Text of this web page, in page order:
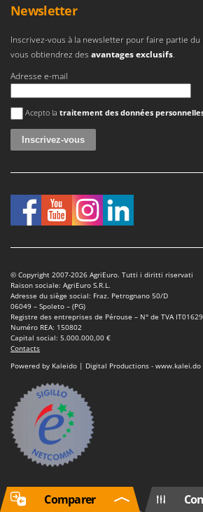
Newsletter
Inscrivez-vous à la newsletter pour faire partie
vous obtiendrez des avantages exclusifs.
Adresse e-mail
Une erreur est survenue
Acepto la traitement des données
© Copyright 2007-2026 AgriEuro. Tutti i diritti riservati
Raison sociale: AgriEuro S.R.L.
Adresse du siège social: Fraz. Petrognano 50/D
06049 – Spoleto – (PG)
Registre des entreprises de Pérouse – N° de TVA
Numéro REA: 150802
Capital social: 5.000.000,00 €
Contacts
Powered by Kaleido | Digital Productions - www.kalei.do
Comparer